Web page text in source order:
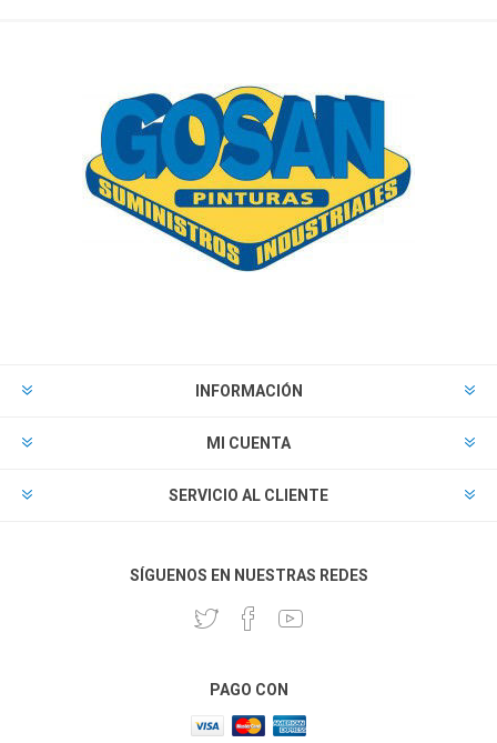
INFORMACIÓN
MI CUENTA
SERVICIO AL CLIENTE
SÍGUENOS EN NUESTRAS REDES
PAGO CON